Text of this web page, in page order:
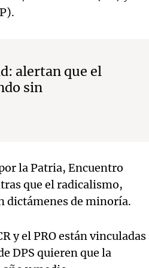
alertan que el
sin
la Patria, Encuentro
que el radicalismo,
dictámenes de minoría.
y el PRO están vinculadas
DPS quieren que la